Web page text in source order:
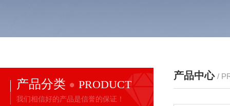
产品分类 PRODUCT
我们相信好的产品是信誉的保证！
产品中心 /